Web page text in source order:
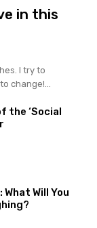
in this
I try to
change!...
the ‘Social
Will You